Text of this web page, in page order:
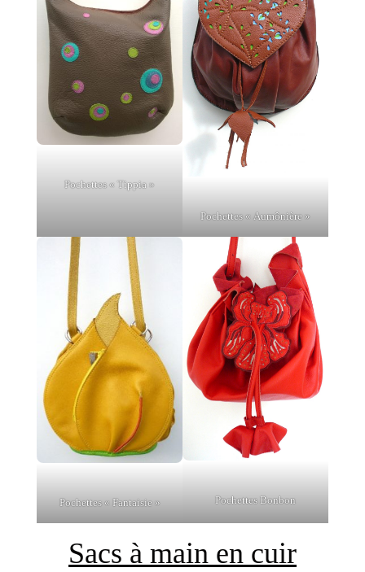
Pochettes « Tippia »
Pochettes « Aumônière »
Pochettes « Fantaisie » Pochettes Bonbon
Sacs à main en cuir